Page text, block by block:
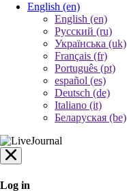
English (en)
English (en)
Русский (ru)
Українська (uk)
Français (fr)
Português (pt)
español (es)
Deutsch (de)
Italiano (it)
Беларуская (be)
Log in